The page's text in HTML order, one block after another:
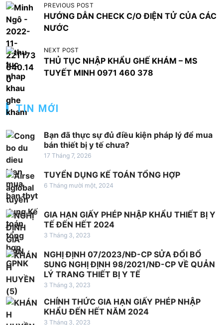
Đ
i
ề
u
h
ư
ớ
n
g
b
à
i
v
i
ế
t
PREVIOUS POST
HƯỚNG DẪN CHECK C/O ĐIỆN TỬ CỦA CÁC
NƯỚC
NEXT POST
THỦ TỤC NHẬP KHẨU GHẾ KHÁM – MS
TUYẾT MINH 0971 460 378
TIN MỚI
Bạn đã thực sự đủ điều kiện pháp lý để mua
bán thiết bị y tế chưa?
17 Tháng 7, 2026
TUYỂN DỤNG KẾ TOÁN TỔNG HỢP
6 Tháng mười một, 2024
GIA HẠN GIẤY PHÉP NHẬP KHẨU THIẾT BỊ Y
TẾ ĐẾN HẾT 2024
3 Tháng 3, 2023
NGHỊ ĐỊNH 07/2023/NĐ-CP SỬA ĐỔI BỔ
SUNG NGHỊ ĐỊNH 98/2021/NĐ-CP VỀ QUẢN
LÝ TRANG THIẾT BỊ Y TẾ
3 Tháng 3, 2023
CHÍNH THỨC GIA HẠN GIẤY PHÉP NHẬP
KHẨU ĐẾN HẾT NĂM 2024
3 Tháng 3, 2023